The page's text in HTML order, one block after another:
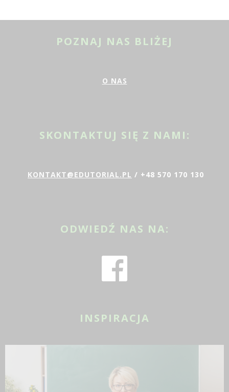
POZNAJ NAS BLIŻEJ
O NAS
SKONTAKTUJ SIĘ Z NAMI:
KONTAKT@EDUTORIAL.PL / +48 570 170 130
ODWIEDŹ NAS NA:
INSPIRACJA